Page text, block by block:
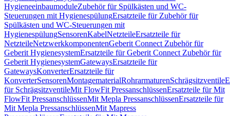
HygieneeinbaumoduleZubehör für Spülkästen und WC-
Steuerungen mit HygienespülungErsatzteile für Zubehör für
Spülkästen und WC-Steuerungen mit
HygienespülungSensorenKabelNetzteileErsatzteile für
NetzteileNetzwerkkomponentenGeberit Connect Zubehör für
Geberit HygienesystemErsatzteile für Geberit Connect Zubehör für
Geberit HygienesystemGatewaysErsatzteile für
GatewaysKonverterErsatzteile für
KonverterSensorenMontagematerialRohrarmaturenSchrägsitzventile
für SchrägsitzventileMit FlowFit PressanschlüssenErsatzteile für Mit
FlowFit PressanschlüssenMit Mepla PressanschlüssenErsatzteile für
Mit Mepla PressanschlüssenMit Mapress